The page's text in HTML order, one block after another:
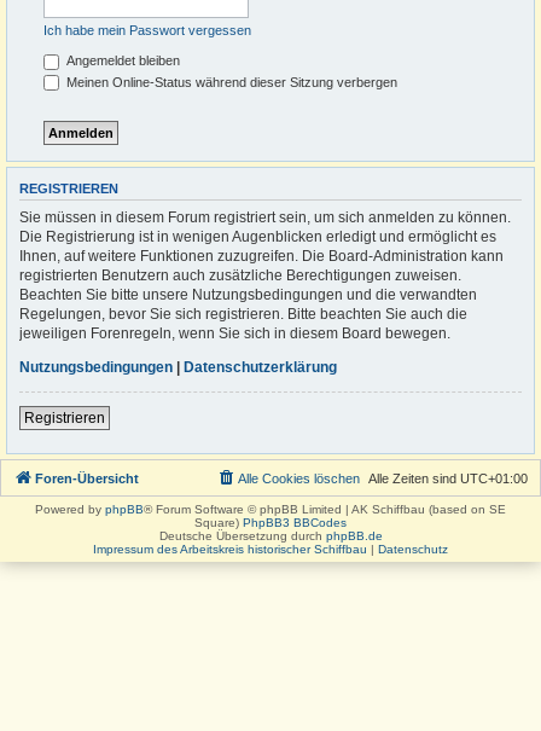
Ich habe mein Passwort vergessen
Angemeldet bleiben
Meinen Online-Status während dieser Sitzung verbergen
REGISTRIEREN
Sie müssen in diesem Forum registriert sein, um sich anmelden zu können.
Die Registrierung ist in wenigen Augenblicken erledigt und ermöglicht es
Ihnen, auf weitere Funktionen zuzugreifen. Die Board-Administration kann
registrierten Benutzern auch zusätzliche Berechtigungen zuweisen.
Beachten Sie bitte unsere Nutzungsbedingungen und die verwandten
Regelungen, bevor Sie sich registrieren. Bitte beachten Sie auch die
jeweiligen Forenregeln, wenn Sie sich in diesem Board bewegen.
Nutzungsbedingungen | Datenschutzerklärung
Registrieren
Foren-Übersicht Alle Zeiten sind UTC+01:00
Alle Cookies löschen
Powered by phpBB® Forum Software © phpBB Limited | AK Schiffbau (based on SE
Square) PhpBB3 BBCodes
Deutsche Übersetzung durch phpBB.de
Impressum des Arbeitskreis historischer Schiffbau | Datenschutz